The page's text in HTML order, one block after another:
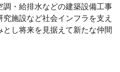
調・給排水などの建築設備工事
施設など社会インフラを支え
し将来を見据えて新たな仲間